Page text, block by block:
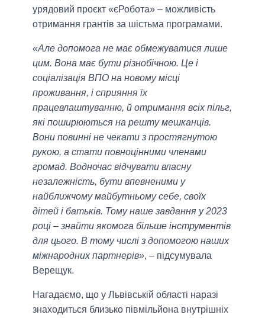
урядовий проєкт «єРобота» – можливість
отримання грантів за шістьма програмами.
«Але допомога не має обмежуватися лише
цим. Вона має бути різнобічною. Це і
соціалізація ВПО на новому місці
проживання, і сприяння їх
працевлаштуванню, й отримання всіх пільг,
які поширюються на решту мешканців.
Вони повинні не чекати з простягнутою
рукою, а стати повноцінними членами
громад. Водночас відчувати власну
незалежність, бути впевненими у
найближчому майбутньому себе, своїх
дітей і батьків. Тому наше завдання у 2023
році – знайти якомога більше інструментів
для цього. В тому числі з допомогою наших
міжнародних партнерів», – підсумувала
Верещук.
Нагадаємо, що у Львівській області наразі
знаходиться близько півмільйона внутрішніх